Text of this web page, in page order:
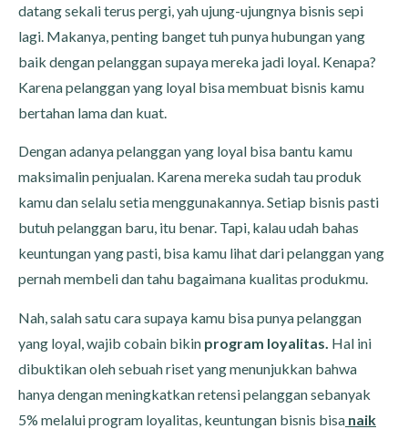
datang sekali terus pergi, yah ujung-ujungnya bisnis sepi
lagi. Makanya, penting banget tuh punya hubungan yang
baik dengan pelanggan supaya mereka jadi loyal. Kenapa?
Karena pelanggan yang loyal bisa membuat bisnis kamu
bertahan lama dan kuat.
Dengan adanya pelanggan yang loyal bisa bantu kamu
maksimalin penjualan. Karena mereka sudah tau produk
kamu dan selalu setia menggunakannya. Setiap bisnis pasti
butuh pelanggan baru, itu benar. Tapi, kalau udah bahas
keuntungan yang pasti, bisa kamu lihat dari pelanggan yang
pernah membeli dan tahu bagaimana kualitas produkmu.
Nah, salah satu cara supaya kamu bisa punya pelanggan
yang loyal, wajib cobain bikin program loyalitas. Hal ini
dibuktikan oleh sebuah riset yang menunjukkan bahwa
hanya dengan meningkatkan retensi pelanggan sebanyak
5% melalui program loyalitas, keuntungan bisnis bisa naik